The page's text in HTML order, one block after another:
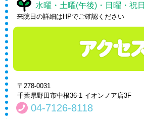
水曜・土曜(午後)・日曜・祝日
来院日の詳細はHPでご確認ください
〒278-0031
千葉県野田市中根36-1 イオンノア店3F
04-7126-8118